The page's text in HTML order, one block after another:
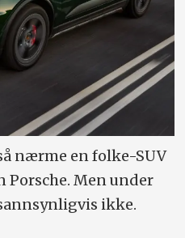
nærme en folke-SUV
Porsche. Men under
ikke.